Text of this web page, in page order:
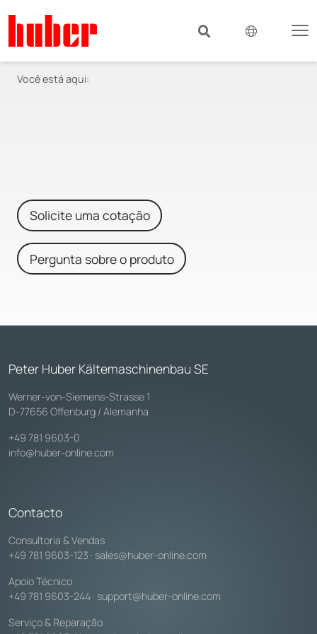
Você está aqui:
Solicite uma cotação
Pergunta sobre o produto
Peter Huber Kältemaschinenbau SE
Werner-von-Siemens-Strasse 1
D-77656 Offenburg / Alemanha
+49 781 9603-0
info@huber-online.com
Contacto
Consultoria & Vendas
+49 781 9603-123 · sales@huber-online.com
Apoio Técnico
+49 781 9603-244 · support@huber-online.com
Serviço & Reparação